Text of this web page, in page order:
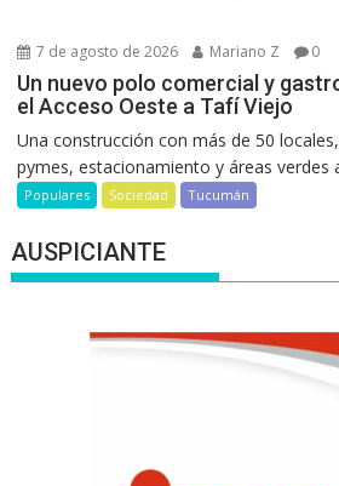
7 de agosto de 2026 Mariano Z 0
Un nuevo polo comercial y
el Acceso Oeste a Tafí Viejo
Una construcción con más de 50
pymes, estacionamiento y áreas verdes
Populares Sociedad Tucumán
AUSPICIANTE